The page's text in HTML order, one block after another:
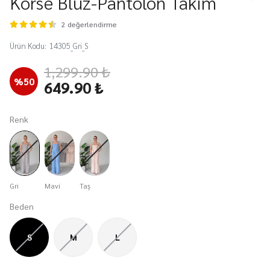
2 değerlendirme
Ürün Kodu: 14305_Gri_S
%50 1,299.90 ₺
649.90 ₺
Renk
Gri Mavi Taş
Beden
S M L